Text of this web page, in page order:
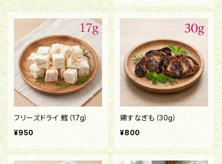
フリーズドライ 鱈（17g）
¥950
鶏すなぎも（30g）
¥800